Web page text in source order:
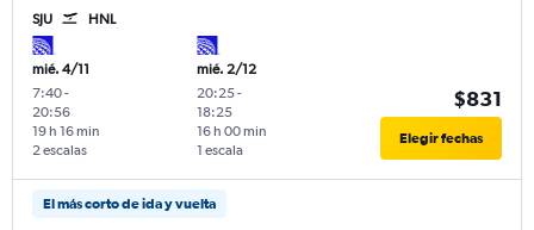
SJU HNL
mié. 4/11
7:40-
20:56
2 escalas
19 h 16 min
mié. 2/12
20:25-
18:25
1 escala
16 h 00 min
$831
Elegir fechas
El más corto de ida y vuelta